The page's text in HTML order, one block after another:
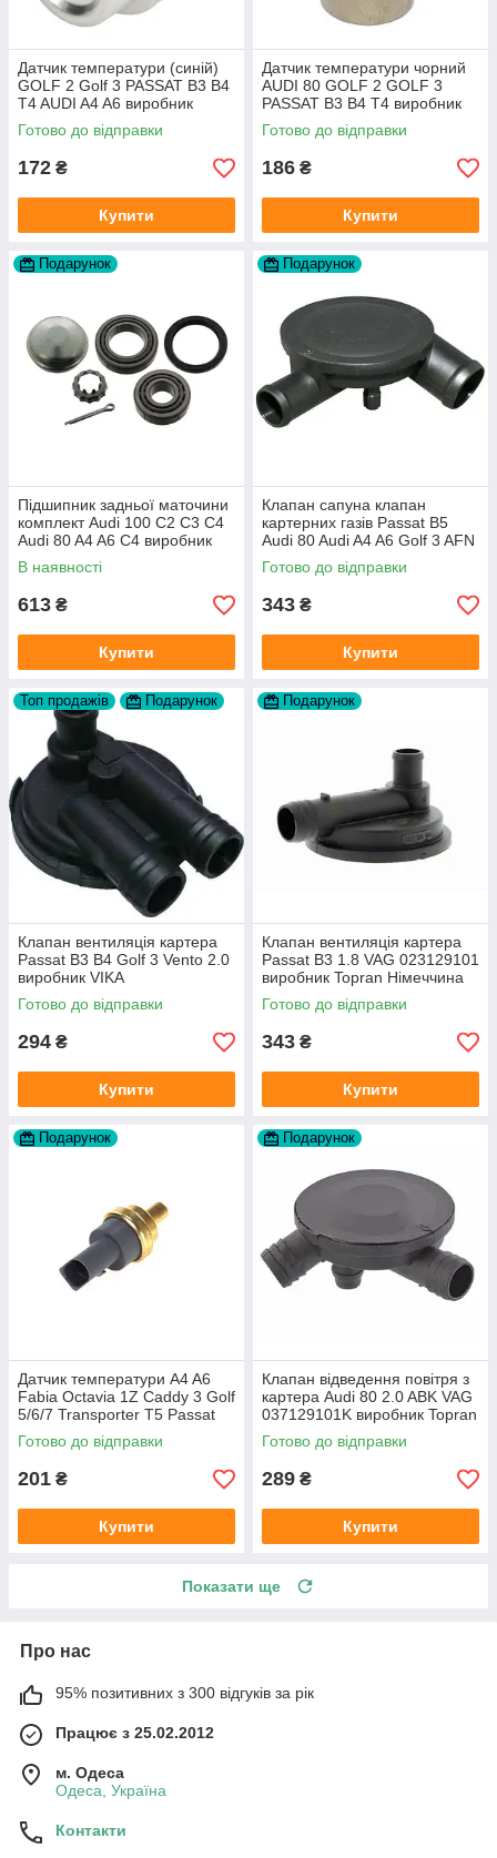
Датчик температури (синій)
GOLF 2 Golf 3 PASSAT B3 B4
T4 AUDI A4 A6 виробник
Topran Німеччина
Готово до відправки
172 ₴
Купити
Датчик температури чорний
AUDI 80 GOLF 2 GOLF 3
PASSAT B3 B4 T4 виробник
TOPRAN Німеччина
Готово до відправки
186 ₴
Купити
Подарунок
Підшипник задньої маточини
комплект Audi 100 C2 C3 C4
Audi 80 A4 A6 C4 виробник
FAG
В наявності
613 ₴
Купити
Подарунок
Клапан сапуна клапан
картерних газів Passat B5
Audi 80 Audi A4 A6 Golf 3 AFN
1Y AAZ 1Z AFF AEY AAZ AHB
AHU
Готово до відправки
343 ₴
Купити
Топ продажів Подарунок
Клапан вентиляція картера
Passat B3 B4 Golf 3 Vento 2.0
виробник VIKA
Готово до відправки
294 ₴
Купити
Подарунок
Клапан вентиляція картера
Passat B3 1.8 VAG 023129101
виробник Topran Німеччина
Готово до відправки
343 ₴
Купити
Подарунок
Датчик температури A4 A6
Fabia Octavia 1Z Caddy 3 Golf
5/6/7 Transporter T5 Passat
B6 (колір сірий)
Готово до відправки
201 ₴
Купити
Подарунок
Клапан відведення повітря з
картера Audi 80 2.0 ABK VAG
037129101K виробник Topran
Німеччина
Готово до відправки
289 ₴
Купити
Показати ще
Про нас
95% позитивних з 300 відгуків за рік
Працює з 25.02.2012
м. Одеса
Одеса, Україна
Контакти